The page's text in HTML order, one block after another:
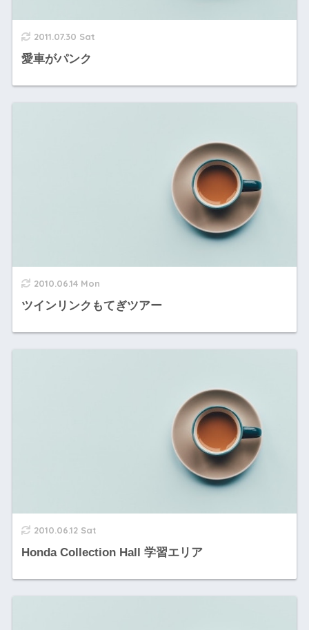
2011.07.30 Sat
愛車がパンク
2010.06.14 Mon
ツインリンクもてぎツアー
2010.06.12 Sat
Honda Collection Hall 学習エリア